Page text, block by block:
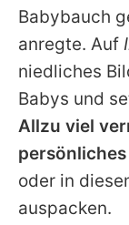
Babybauch
anregte. Auf
niedliches
Babys und
Allzu viel
oder in
auspacken.